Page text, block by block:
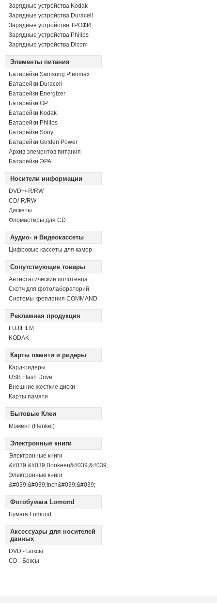
Зарядные устройства Kodak
Зарядные устройства Duracell
Зарядные устройства ТРОФИ
Зарядные устройства Philips
Зарядные устройства Dicom
Элементы питания
Батарейки Samsung Pleomax
Батарейки Duracell
Батарейки Energizer
Батарейки GP
Батарейки Kodak
Батарейки Philips
Батарейки Sony
Батарейки Golden Power
Архив элементов питания
Батарейки ЭРА
Носители информации
DVD+/-R/RW
СD/-R/RW
Дискеты
Фломастеры для CD
Аудио- и Видеокассеты
Цифровые кассеты для камер
Сопутствующие товары
Антистатические полотенца
Скотч для фотолабораторий
Системы крепления COMMAND
Рекламная продукция
FUJIFILM
KODAK
Карты памяти и ридеры
Кард-ридеры
USB Flash Drive
Внешние жесткие диски
Карты памяти
Бытовые Клеи
Момент (Henkel)
Электронные книги
Электронные книги
&#039;&#039;Bookeen&#039;&#039;
Электронные книги
&#039;&#039;Inch&#039;&#039;
Фотобумага Lomond
Бумага Lomond
Аксессуары для носителей
данных
DVD - Боксы
CD - Боксы